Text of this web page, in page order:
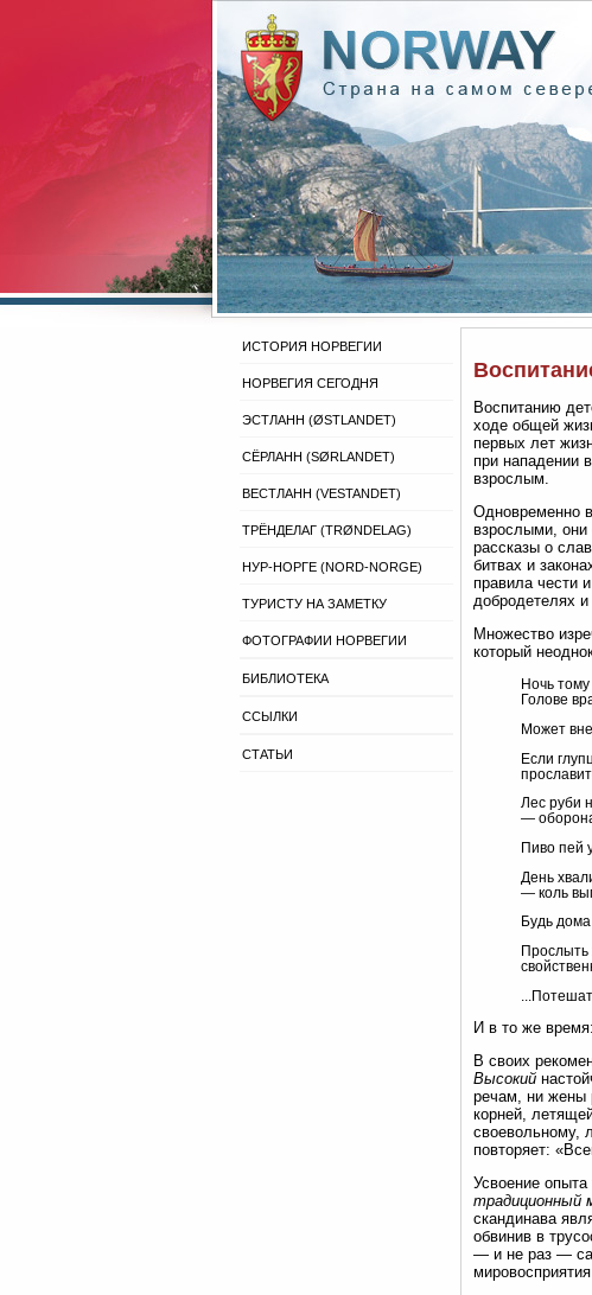
ИСТОРИЯ НОРВЕГИИ
НОРВЕГИЯ СЕГОДНЯ
ЭСТЛАНН (ØSTLANDET)
СЁРЛАНН (SØRLANDET)
ВЕСТЛАНН (VESTANDET)
ТРЁНДЕЛАГ (TRØNDELAG)
НУР-НОРГЕ (NORD-NORGE)
ТУРИСТУ НА ЗАМЕТКУ
ФОТОГРАФИИ НОРВЕГИИ
БИБЛИОТЕКА
ССЫЛКИ
СТАТЬИ
Воспитанию
ходе общей
первых лет
при нападении
взрослым.
Одновременно
взрослыми, они
рассказы о
битвах и
правила чести
добродетелях
Множество
который
Ночь
Голове
Может
Если
Лес руби
—
Пиво пей
День
— коль
Будь дома
Прослыть
И в то же
В своих
Высокий
речам, ни жены
корней,
своевольному,
повторяет:
Усвоение
традиционный
скандинава
обвинив в
— и не раз —